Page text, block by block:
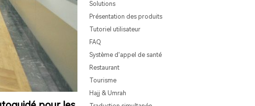
Solutions
Présentation des produits
Tutoriel utilisateur
FAQ
Système d'appel de santé
Restaurant
Tourisme
Hajj & Umrah